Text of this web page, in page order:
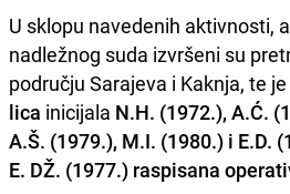
U sklopu navedenih aktivnosti,
nadležnog suda izvršeni su
području Sarajeva i Kaknja, te je
lica inicijala N.H. (1972.), A.Ć.
A.Š. (1979.), M.I. (1980.) i E.D.
E. DŽ. (1977.) raspisana